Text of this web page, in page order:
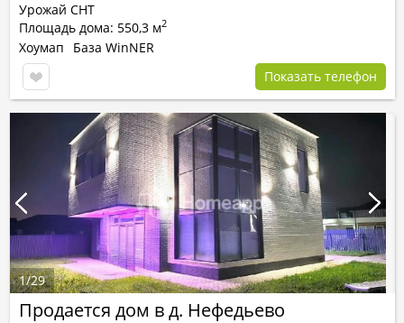
Урожай СНТ
Площадь дома: 550,3 м2
Хоумап
База WinNER
Показать телефон
Продается дом в д. Нефедьево
1/29